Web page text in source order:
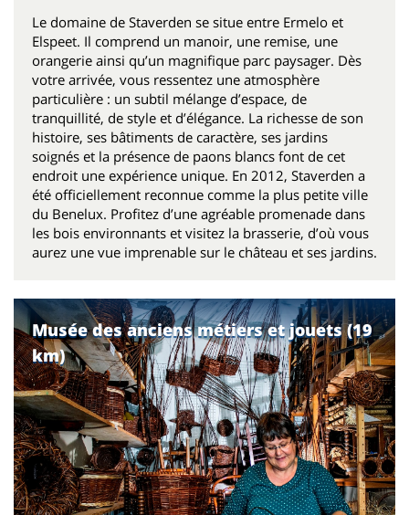
Le domaine de Staverden se situe entre Ermelo et
Elspeet. Il comprend un manoir, une remise, une
orangerie ainsi qu’un magnifique parc paysager. Dès
votre arrivée, vous ressentez une atmosphère
particulière : un subtil mélange d’espace, de
tranquillité, de style et d’élégance. La richesse de son
histoire, ses bâtiments de caractère, ses jardins
soignés et la présence de paons blancs font de cet
endroit une expérience unique. En 2012, Staverden a
été officiellement reconnue comme la plus petite ville
du Benelux. Profitez d’une agréable promenade dans
les bois environnants et visitez la brasserie, d’où vous
aurez une vue imprenable sur le château et ses jardins.
Musée des anciens métiers et jouets (19
km)